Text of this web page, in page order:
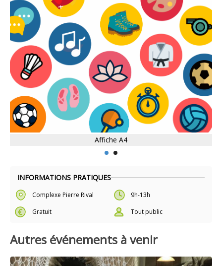
INFORMATIONS PRATIQUES
Complexe Pierre Rival
9h-13h
Gratuit
Tout public
Affiche A4
Autres événements à venir